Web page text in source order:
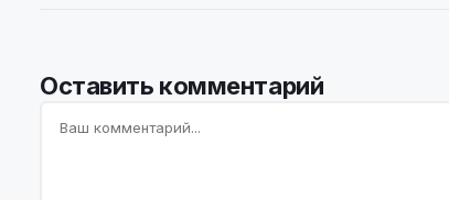
Оставить комментарий